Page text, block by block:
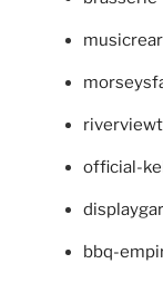
official-
bbq-